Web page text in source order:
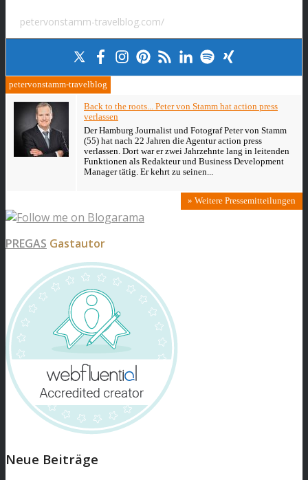
petervonstamm-travelblog.com/
petervonstamm-travelblog
Back to the roots... Peter von Stamm hat action press
verlassen
Der Hamburg Journalist und Fotograf Peter von Stamm
(55) hat nach 22 Jahren die Agentur action press
verlassen. Dort war er zwei Jahrzehnte lang in leitenden
Funktionen als Redakteur und Business Development
Manager tätig. Er kehrt zu seinen...
» Weitere Pressemitteilungen
PREGAS Gastautor
Neue Beiträge